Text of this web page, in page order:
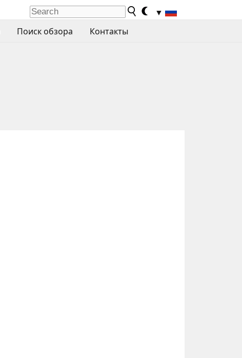
▼
Поиск обзора Контакты